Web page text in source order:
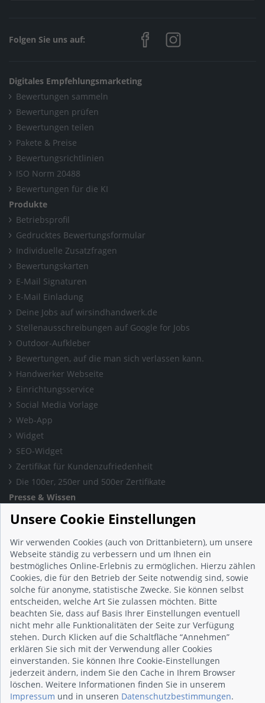
Folgen Sie uns auf:
Digitales Empfehlungsmarketing
Bewertungen sammeln
Bewertungen prüfen
Bewertungen teilen
Pakete & Preise
Bewertungsrichtlinien
ISO Norm 20488
Bewertungen für die KI
Produkte
Betriebsprofil
Gedrucktes Bewertungsformular
Individuelle Zusatzfragen
Bewertungskarten
E-Mail Signaturen
E-Mail Einladung
Deine Jobs auf wirsindhandwerk.de
Stellenausschreibungen auf Google for Jobs
Outdoor-Aufkleber
Bewertungen, auf die man sich verlassen kann.
Handwerker Webseite
Einrichtungsservice
Social Media Vorlage
Web-App
Widget
SEO-Widget
Zertifikat für Kundenzufriedenheit
Die 100er, 250er und 500er Zertifikate
Presse & Wissen
Presse und Informationen
Blog
Häufig gestellte Fragen (FAQ)
Studie: Digitalisierungsbarometer
Initiative gegen Fake-Bewertungen
Kunden Informationen
Beratungsgespräch vereinbaren
Impressum
Datenschutz
AGB
Nutzungsbedingungen
Kontakt
Unsere Cookie Einstellungen
Wir verwenden Cookies (auch von Drittanbietern), um unsere
Webseite ständig zu verbessern und um Ihnen ein
bestmögliches Online-Erlebnis zu ermöglichen. Hierzu zählen
Cookies, die für den Betrieb der Seite notwendig sind, sowie
solche für anonyme, statistische Zwecke. Sie können selbst
entscheiden, welche Art Sie zulassen möchten. Bitte
beachten Sie, dass auf Basis Ihrer Einstellungen eventuell
nicht mehr alle Funktionalitäten der Seite zur Verfügung
stehen. Durch Klicken auf die Schaltfläche “Annehmen”
erklären Sie sich mit der Verwendung aller Cookies
einverstanden. Sie können Ihre Cookie-Einstellungen
jederzeit ändern, indem Sie den Cache in Ihrem Browser
löschen. Weitere Informationen finden Sie in unserem
Impressum und in unseren Datenschutzbestimmungen.